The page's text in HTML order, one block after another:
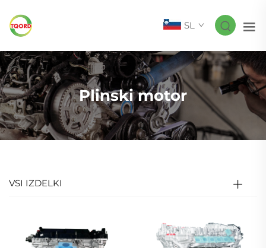
SL
Plinski motor
VSI IZDELKI